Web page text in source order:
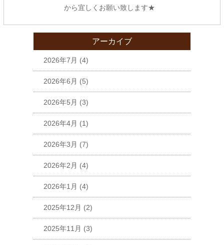
から宜しくお願い致します★
アーカイブ
2026年7月 (4)
2026年6月 (5)
2026年5月 (3)
2026年4月 (1)
2026年3月 (7)
2026年2月 (4)
2026年1月 (4)
2025年12月 (2)
2025年11月 (3)